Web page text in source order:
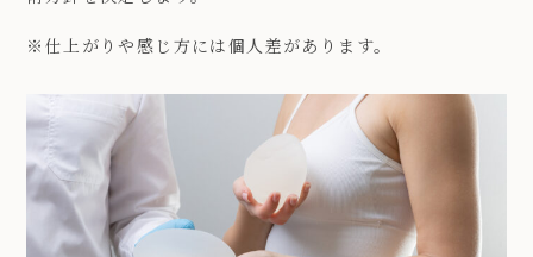
※仕上がりや感じ方には個人差があります。